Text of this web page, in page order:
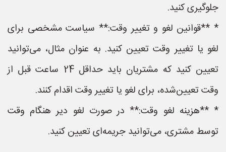
جلوگیری کنید.
* **قوانین لغو و تغییر وقت:** سیاست مشخصی برای
لغو یا تغییر وقت تعیین کنید. به عنوان مثال، می‌توانید
تعیین کنید که مشتریان باید حداقل 24 ساعت قبل از
وقت تعیین‌شده، برای لغو یا تغییر وقت اقدام کنند.
* **هزینه لغو وقت:** در صورت لغو دیر هنگام وقت
توسط مشتری، می‌توانید جریمه‌ای تعیین کنید.